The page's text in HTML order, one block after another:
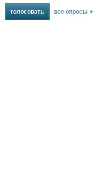
все опросы